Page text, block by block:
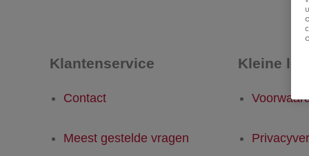
Klantenservice
Contact
Meest gestelde vragen
Kleine